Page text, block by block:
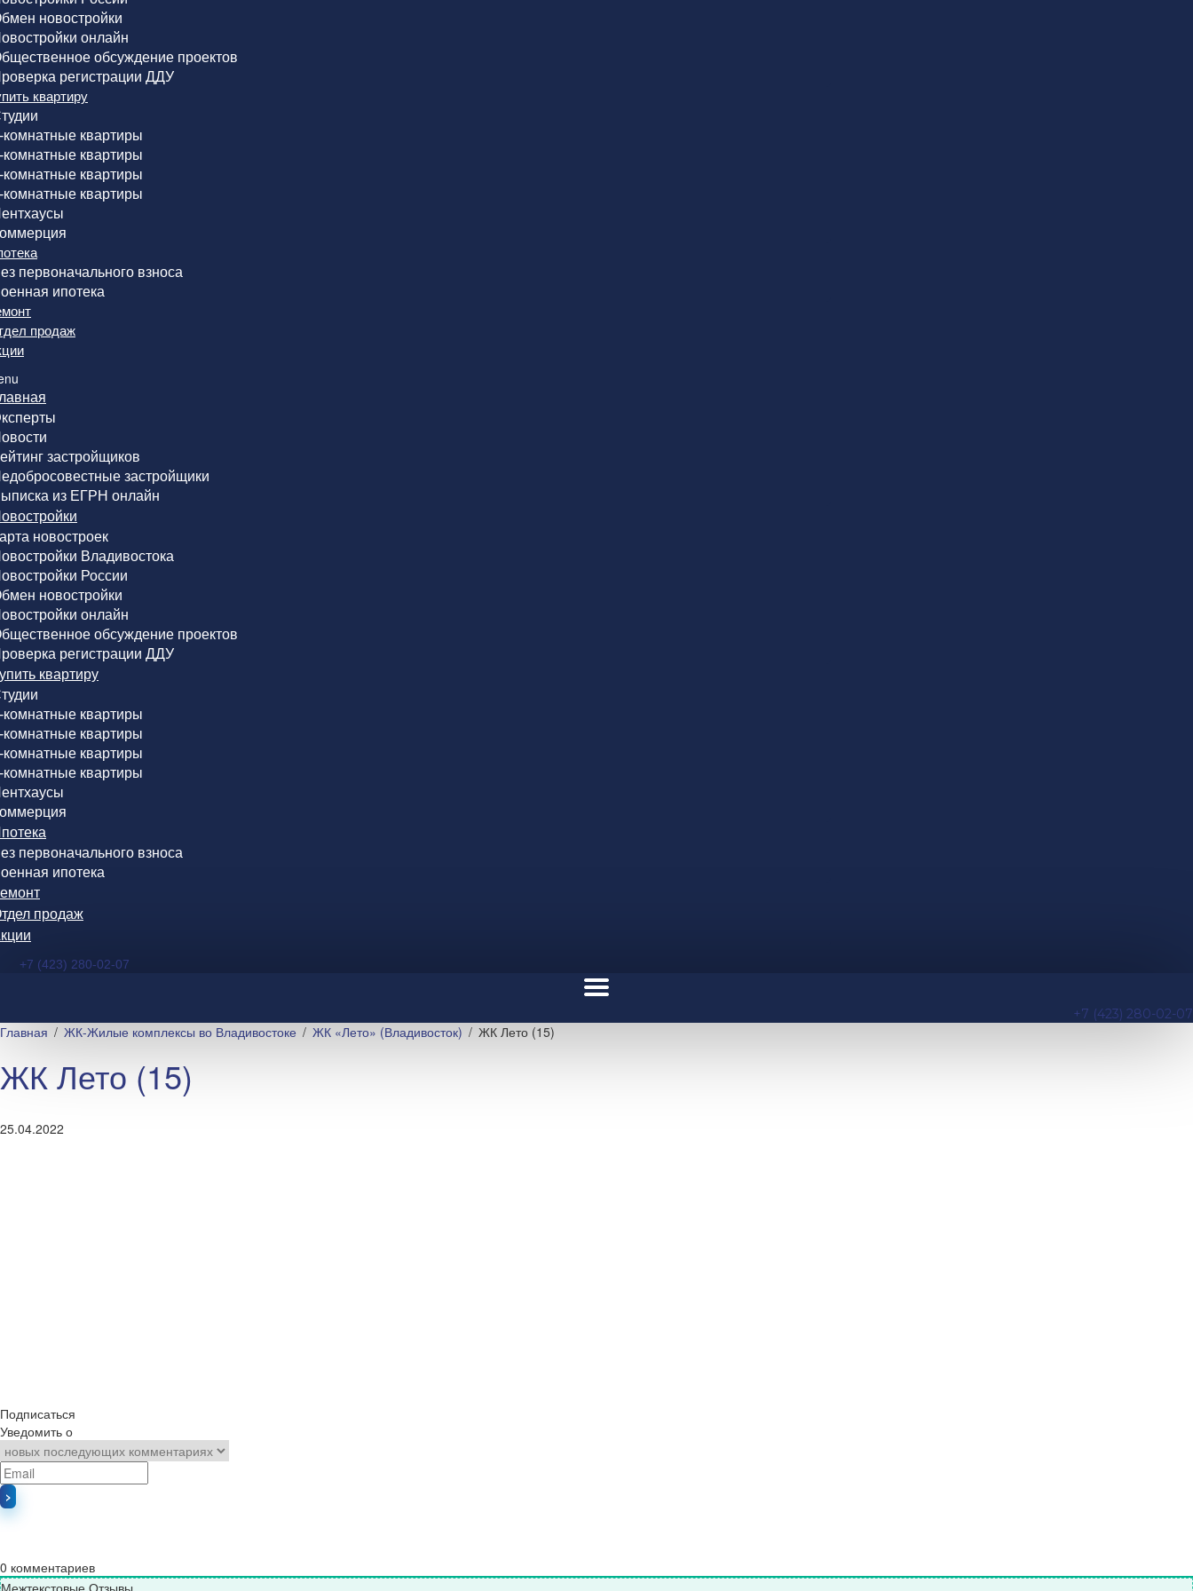
новостройки
онлайн
обсуждение проектов
регистрации ДДУ
квартиру
комнатные квартиры
комнатные квартиры
комнатные квартиры
комнатные квартиры
первоначального взноса
ипотека
продаж
застройщиков
застройщики
из ЕГРН онлайн
новостроек
Владивостока
России
новостройки
онлайн
обсуждение проектов
регистрации ДДУ
квартиру
комнатные квартиры
комнатные квартиры
комнатные квартиры
комнатные квартиры
первоначального взноса
ипотека
продаж
+7 (423) 280-02-07
+7 (423) 280-02-07
Главная ЖК-Жилые комплексы во Владивостоке ЖК «Лето» (Владивосток) ЖК Лето (15)
ЖК Лето (15)
25.04.2022
Подписаться
Уведомить о
0 комментариев
Межтекстовые Отзывы